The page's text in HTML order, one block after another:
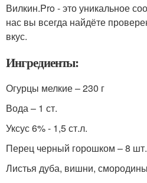
Вилкин.Pro - это уникальное
нас вы всегда найдёте
вкус.
Ингредиенты:
Огурцы мелкие – 230 г
Вода – 1 ст.
Уксус 6% - 1,5 ст.л.
Перец черный горошком – 8 шт.
Листья дуба, вишни,